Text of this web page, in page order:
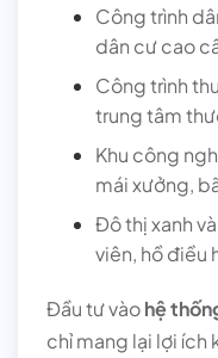
Công trình
dân cư cao
Công trình
trung tâm
Khu công
mái xưởng,
Đô thị xanh
viên, hồ điều
Đầu tư vàohệ
chỉ mang lại lợi ích